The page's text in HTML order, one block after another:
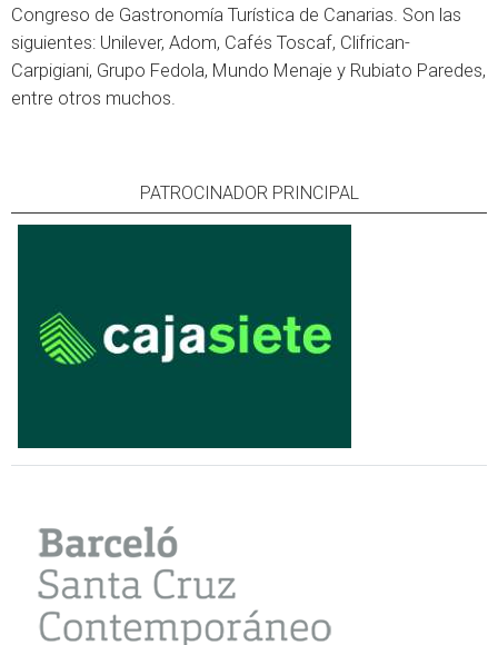
Congreso de Gastronomía Turística de Canarias. Son las
siguientes: Unilever, Adom, Cafés Toscaf, Clifrican-
Carpigiani, Grupo Fedola, Mundo Menaje y Rubiato Paredes,
entre otros muchos.
PATROCINADOR PRINCIPAL